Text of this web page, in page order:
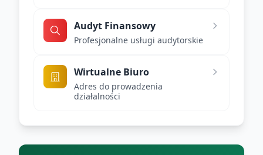
Audyt Finansowy
Profesjonalne usługi audytorskie
Wirtualne Biuro
Adres do prowadzenia
działalności